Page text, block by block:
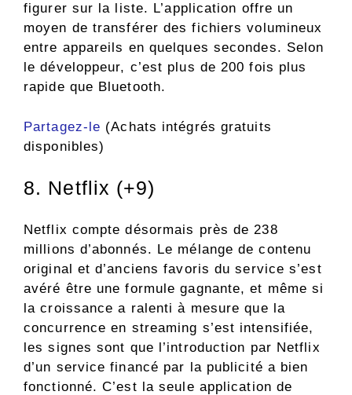
figurer sur la liste. L’application offre un
moyen de transférer des fichiers volumineux
entre appareils en quelques secondes. Selon
le développeur, c’est plus de 200 fois plus
rapide que Bluetooth.
Partagez-le (Achats intégrés gratuits
disponibles)
8. Netflix (+9)
Netflix compte désormais près de 238
millions d’abonnés. Le mélange de contenu
original et d’anciens favoris du service s’est
avéré être une formule gagnante, et même si
la croissance a ralenti à mesure que la
concurrence en streaming s’est intensifiée,
les signes sont que l’introduction par Netflix
d’un service financé par la publicité a bien
fonctionné. C’est la seule application de